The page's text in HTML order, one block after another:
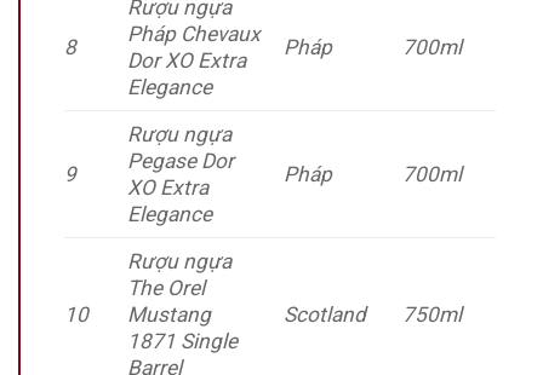
8
Rượu ngựa
Pháp Chevaux
Dor XO Extra
Elegance
Pháp 700ml
9
Rượu ngựa
Pegase Dor
XO Extra
Elegance
Pháp 700ml
10
Rượu ngựa
The Orel
Mustang
1871 Single
Barrel
Scotland 750ml